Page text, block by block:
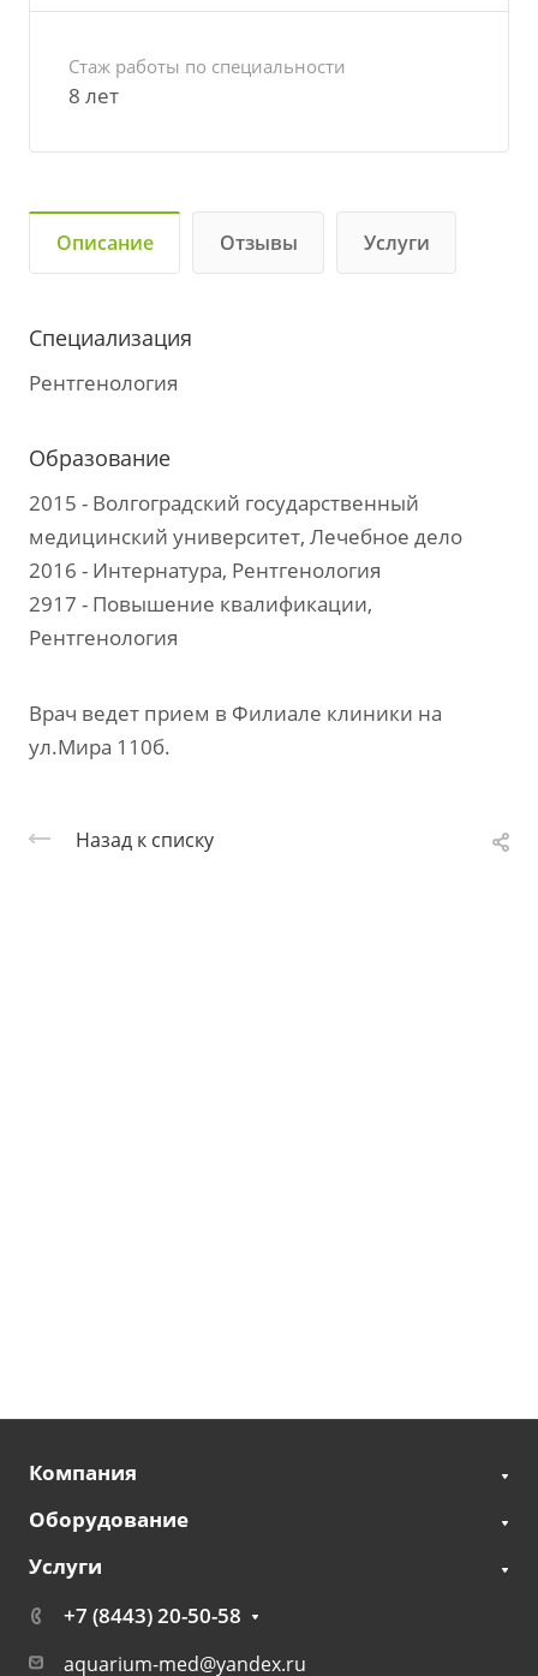
Стаж работы по специальности
8 лет
Описание Отзывы Услуги
Специализация
Рентгенология
Образование
2015 - Волгоградский государственный
медицинский университет, Лечебное дело
2016 - Интернатура, Рентгенология
2917 - Повышение квалификации,
Рентгенология
Врач ведет прием в Филиале клиники на
ул.Мира 110б.
Назад к списку
Компания
Оборудование
Услуги
+7 (8443) 20-50-58
aquarium-med@yandex.ru